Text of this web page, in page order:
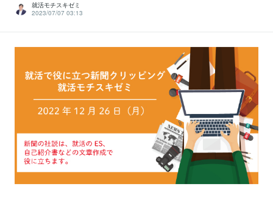
就活モチスキゼミ
2023/07/07 03:13